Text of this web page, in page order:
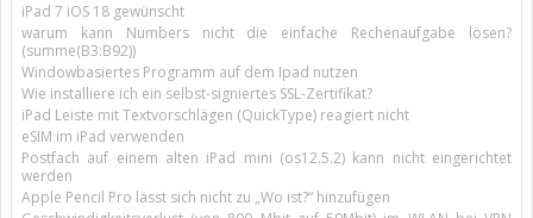
iPad 7 iOS 18 gewünscht
warum kann Numbers nicht die einfache Rechenaufgabe lösen?
(summe(B3:B92))
Windowbasiertes Programm auf dem Ipad nutzen
Wie installiere ich ein selbst-signiertes SSL-Zertifikat?
iPad Leiste mit Textvorschlägen (QuickType) reagiert nicht
eSIM im iPad verwenden
Postfach auf einem alten iPad mini (os12.5.2) kann nicht eingerichtet
werden
Apple Pencil Pro lässt sich nicht zu „Wo ist?“ hinzufügen